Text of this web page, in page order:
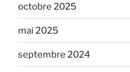
octobre 2025
mai 2025
septembre 2024